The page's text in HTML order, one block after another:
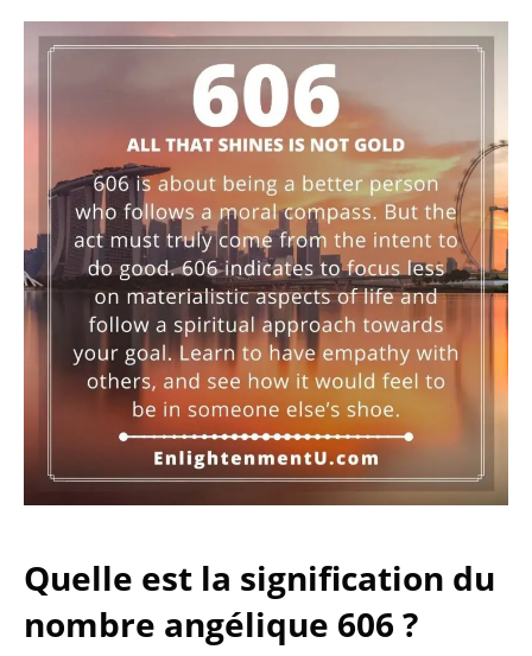
Quelle est la signification du
nombre angélique 606 ?